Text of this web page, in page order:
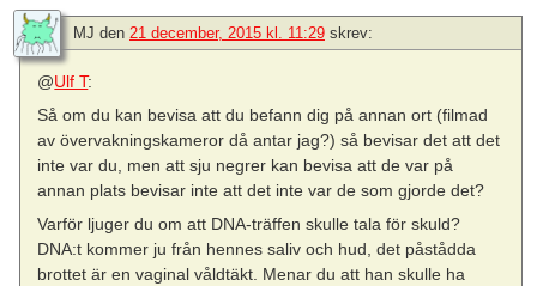
MJ den 21 december, 2015 kl. 11:29 skrev:
@Ulf T:
Så om du kan bevisa att du befann dig på annan ort (filmad
av övervakningskameror då antar jag?) så bevisar det att det
inte var du, men att sju negrer kan bevisa att de var på
annan plats bevisar inte att det inte var de som gjorde det?
Varför ljuger du om att DNA-träffen skulle tala för skuld?
DNA:t kommer ju från hennes saliv och hud, det påstådda
brottet är en vaginal våldtäkt. Menar du att han skulle ha